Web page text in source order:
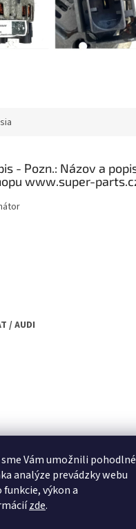
Vám umožnili pohodlné
analýze prevádzky webu
výkon a
zde.
/ AUDI